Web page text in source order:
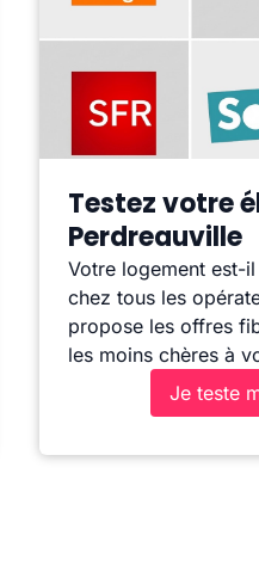
Testez votre
Perdreauville
Votre logement est-
chez tous les
propose les offres
les moins chères à
Je teste